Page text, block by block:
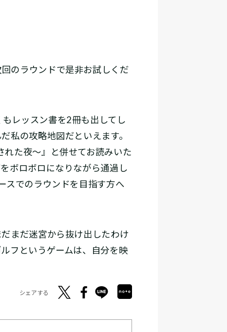
のラウンドで是非お試しくだ
レッスン書を2冊も出してし
私の攻略地図だといえます。
た夜～』と併せてお読みいた
ボロボロになりながら通過し
スでのラウンドを目指す方へ
まだ迷宮から抜け出したわけ
フというゲームは、自分を映
シェアする